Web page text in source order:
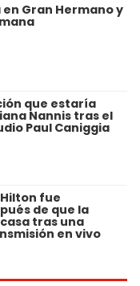
Gran Hermano y
que estaría
Nannis tras el
Paul Caniggia
fue
de que la
tras una
en vivo